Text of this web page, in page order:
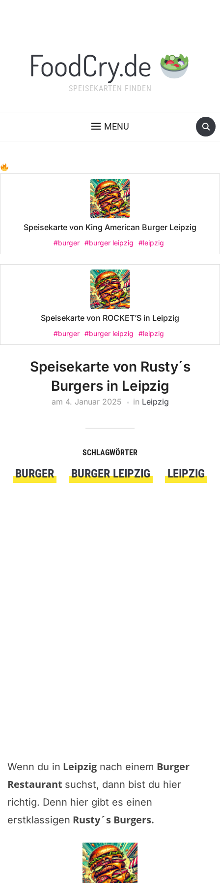
FoodCry.de
SPEISEKARTEN FINDEN
MENU
Speisekarte von King American Burger Leipzig
#burger #burger leipzig #leipzig
Speisekarte von ROCKET’S in Leipzig
#burger #burger leipzig #leipzig
Speisekarte von Rusty´s
Burgers in Leipzig
am 4. Januar 2025 in Leipzig
SCHLAGWÖRTER
BURGER BURGER LEIPZIG LEIPZIG
Wenn du in Leipzig nach einem Burger
Restaurant suchst, dann bist du hier
richtig. Denn hier gibt es einen
erstklassigen Rusty´s Burgers.